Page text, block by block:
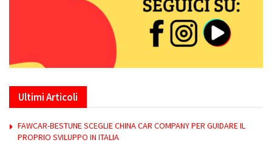
Ultimi Articoli
FAWCAR-BESTUNE SCEGLIE CHINA CAR COMPANY PER GUIDARE IL
PROPRIO SVILUPPO IN ITALIA